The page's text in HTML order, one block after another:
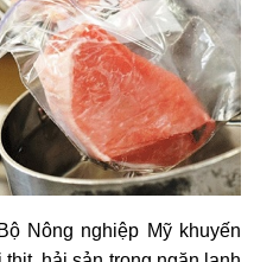
Nông nghiệp Mỹ khuyến